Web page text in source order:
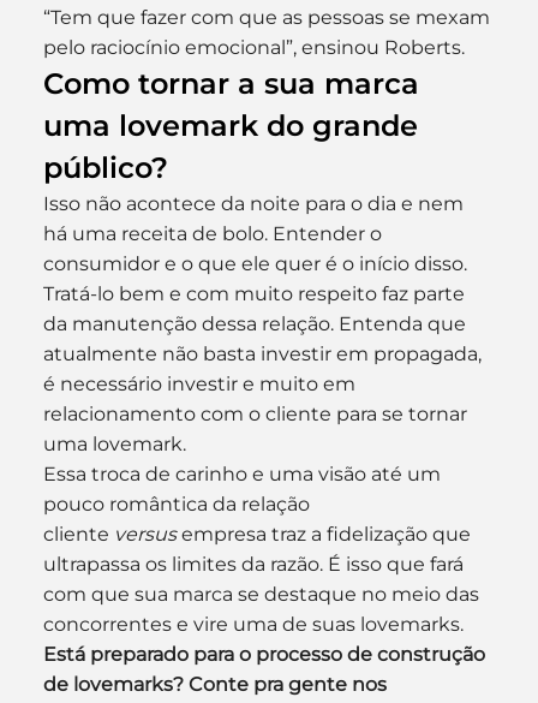
“Tem que fazer com que as pessoas se mexam
pelo raciocínio emocional”, ensinou Roberts.
Como tornar a sua marca
uma lovemark do grande
público?
Isso não acontece da noite para o dia e nem
há uma receita de bolo. Entender o
consumidor e o que ele quer é o início disso.
Tratá-lo bem e com muito respeito faz parte
da manutenção dessa relação. Entenda que
atualmente não basta investir em propagada,
é necessário investir e muito em
relacionamento com o cliente para se tornar
uma lovemark.
Essa troca de carinho e uma visão até um
pouco romântica da relação
cliente versus empresa traz a fidelização que
ultrapassa os limites da razão. É isso que fará
com que sua marca se destaque no meio das
concorrentes e vire uma de suas lovemarks.
Está preparado para o processo de construção
de lovemarks? Conte pra gente nos